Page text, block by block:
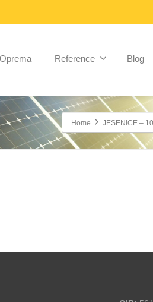
Oprema Reference Blog
Home JESENICE –